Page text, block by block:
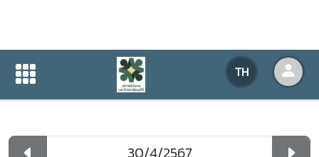
TH
ปฏิทินกิจกรรมของหน่วยงาน
ปฏิทินกิจกรรมของหน่วยงาน